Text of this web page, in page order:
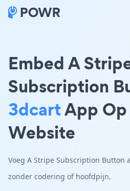
Embed A
Subscription
3dcartApp
Website
Voeg A Stripe Subscription Button
zonder codering of hoofdpijn.